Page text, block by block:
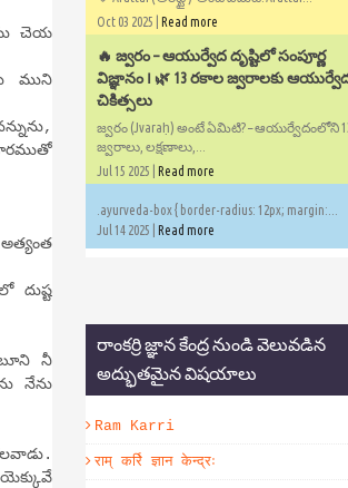
చెయ
ముని
దుష్ట
నీ
నేను
Oct 03 2025 | Read more
🔥 జ్వరం – ఆయుర్వేద దృష్టిలో సంపూర్ణ
విజ్ఞానం ౹ 🌿 13 రకాల జ్వరాలకు
చికిత్సలు
జ్వరం (Jvaraḥ) అంటే ఏమిటి? – ఆయుర్వేదంలోని
జ్వరాలు, లక్షణాలు,...
Jul 15 2025 | Read more
.ayurveda-box { border-radius: 12px; margin:...
Jul 14 2025 | Read more
రాంకర్రి జ్ఞాన కేంద్ర నుండి వెలువడిన
అద్భుతమైన విషయాలు
Ram Karri
राम् कर्रि ज्ञान केन्द्रः